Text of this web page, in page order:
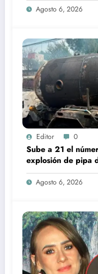
Agosto 6, 2026
Editor 0
Sube a 21 el
explosión de pipa
Agosto 6, 2026